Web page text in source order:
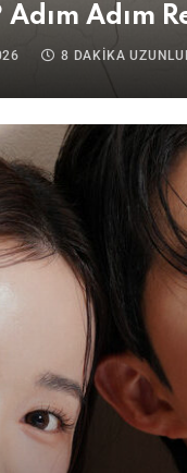
Adım
8 DAKIKA